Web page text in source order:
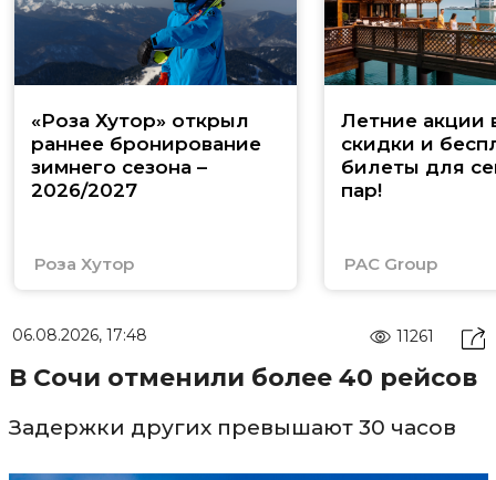
«Роза Хутор» открыл
раннее бронирование
зимнего сезона –
2026/2027
Роза Хутор
Летние акции
скидки и
билеты для
пар!
PAC Group
06.08.2026, 17:48 11261
В Сочи отменили более 40 рейсов
Задержки других превышают 30 часов